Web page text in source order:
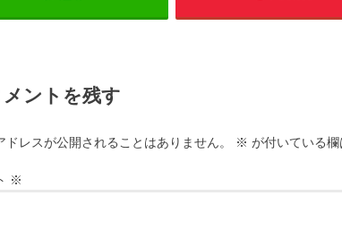
メントを残す
ドレスが公開されることはありません。 ※ が付いている
※